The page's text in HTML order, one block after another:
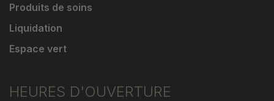
Produits de soins
Liquidation
Espace vert
HEURES D'OUVERTURE